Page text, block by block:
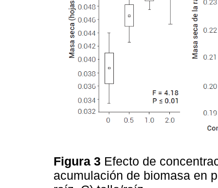
Figura 3 Efecto de
acumulación de biomasa en